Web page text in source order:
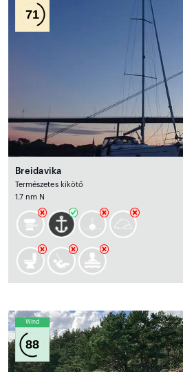
71
Breidavika
Természetes kikötő
1.7 nm N
Wind
88